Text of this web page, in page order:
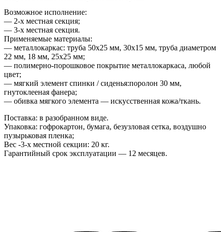
Возможное исполнение:
— 2-х местная секция;
— 3-х местная секция.
Применяемые материалы:
— металлокаркас: труба 50х25 мм, 30х15 мм, труба диаметром
22 мм, 18 мм, 25х25 мм;
— полимерно-порошковое покрытие металлокаркаса, любой
цвет;
— мягкий элемент спинки / сиденья:поролон 30 мм,
гнутоклееная фанера;
— обивка мягкого элемента — искусственная кожа/ткань.
Поставка: в разобранном виде.
Упаковка: гофрокартон, бумага, безузловая сетка, воздушно
пузырьковая пленка;
Вес -3-х местной секции: 20 кг.
Гарантийный срок эксплуатации — 12 месяцев.